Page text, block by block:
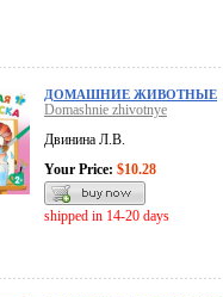
ДОМАШНИЕ ЖИВОТНЫЕ
Domashnie zhivotnye
Двинина Л.В.
Your Price: $10.28
shipped in 14-20 days